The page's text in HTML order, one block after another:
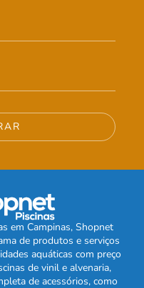
em Campinas, Shopnet
de produtos e serviços
aquáticas com preço
de vinil e alvenaria,
de acessórios, como